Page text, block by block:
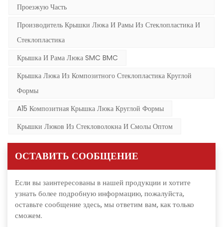
Проезжую Часть
Производитель Крышки Люка И Рамы Из Стеклопластика И
Стеклопластика
Крышка И Рама Люка SMC BMC
Крышка Люка Из Композитного Стеклопластика Круглой
Формы
A15 Композитная Крышка Люка Круглой Формы
Крышки Люков Из Стекловолокна И Смолы Оптом
ОСТАВИТЬ СООБЩЕНИЕ
Если вы заинтересованы в нашей продукции и хотите
узнать более подробную информацию, пожалуйста,
оставьте сообщение здесь, мы ответим вам, как только
сможем.